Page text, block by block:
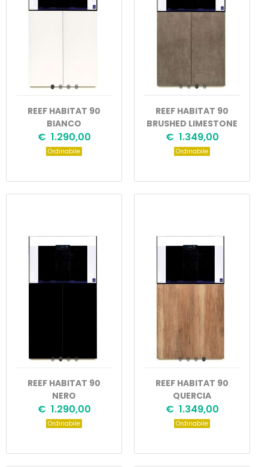
REEF HABITAT 90
BIANCO
€ 1.290,00
Ordinabile
REEF HABITAT 90
BRUSHED LIMESTONE
€ 1.349,00
Ordinabile
REEF HABITAT 90
NERO
€ 1.290,00
Ordinabile
REEF HABITAT 90
QUERCIA
€ 1.349,00
Ordinabile